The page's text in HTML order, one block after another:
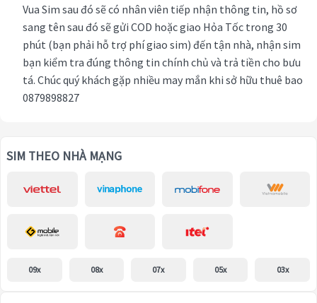
Vua Sim sau đó sẽ có nhân viên tiếp nhận thông tin, hồ sơ
sang tên sau đó sẽ gửi COD hoặc giao Hỏa Tốc trong 30
phút (bạn phải hỗ trợ phí giao sim) đến tận nhà, nhận sim
bạn kiểm tra đúng thông tin chính chủ và trả tiền cho bưu
tá. Chúc quý khách gặp nhiều may mắn khi sở hữu thuê bao
0879898827
SIM THEO NHÀ MẠNG
09x 08x 07x 05x 03x